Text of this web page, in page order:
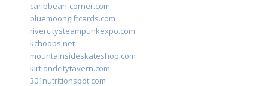
caribbean-corner.com
bluemoongiftcards.com
rivercitysteampunkexpo.com
kchoops.net
mountainsideskateshop.com
kirtlandcitytavern.com
301nutritionspot.com